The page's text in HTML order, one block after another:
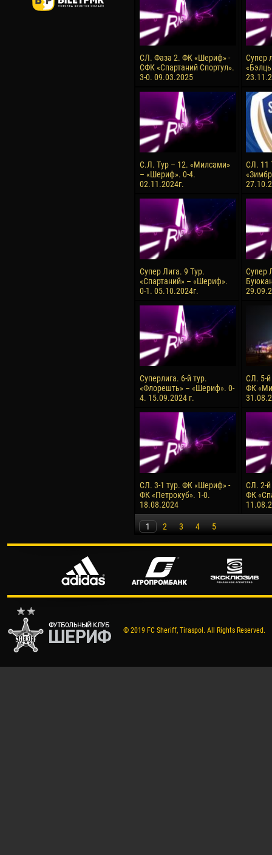
СЛ. Фаза 2. ФК «Шериф» -
СФК «Спартаний Спортул».
3-0. 09.03.2025
Супер
С.Л. Тур – 12. «Милсами»
– «Шериф». 0-4.
02.11.2024г.
СЛ. 11
Супер Лига. 9 Тур.
«Спартаний» – «Шериф».
0-1. 05.10.2024г.
Супер
Суперлига. 6-й тур.
«Флорешть» – «Шериф». 0-
4. 15.09.2024 г.
СЛ. 5-
ФК
СЛ. 3-1 тур. ФК «Шериф» -
ФК «Петрокуб». 1-0.
18.08.2024
СЛ. 2-
ФК
1 2 3 4 5
© 2019 FC Sheriff, Tiraspol. All Rights Reserved.